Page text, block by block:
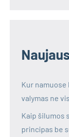
Kur
valymas ne
Kaip šilumos
principas be